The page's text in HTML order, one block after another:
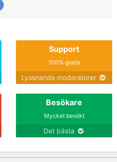
Support
100% gratis
Lyssnande moderatorer
Besökare
Mycket besökt
Det bästa